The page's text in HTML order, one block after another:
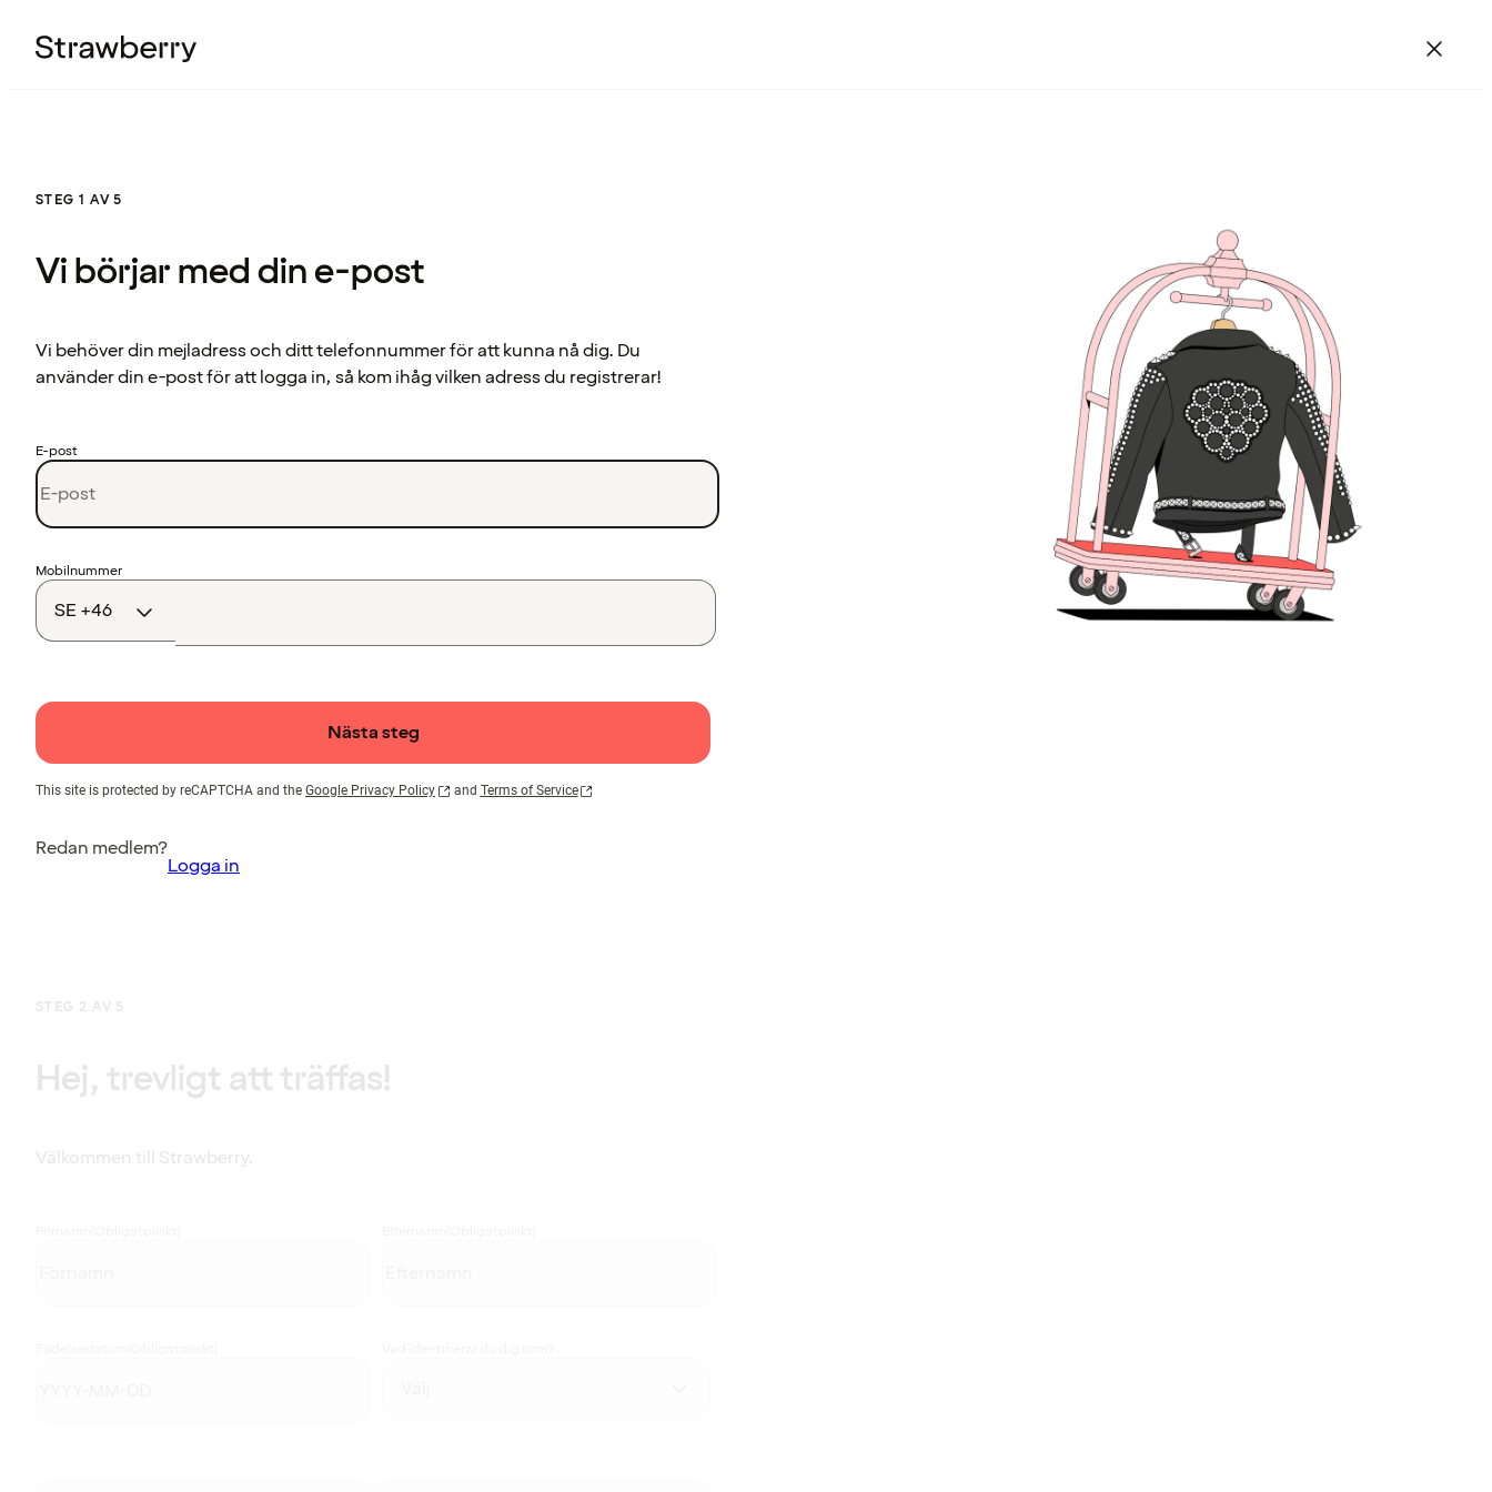
STEG 1 AV 5
Vi börjar med din e-post
Vi behöver din mejladress och ditt telefonnummer för att kunna nå dig. Du
använder din e-post för att logga in, så kom ihåg vilken adress du registrerar!
E-post
Landskod
Mobilnummer
Nästa steg
This site is protected by reCAPTCHA and the Google Privacy Policy and Terms of Service
Redan medlem?
Logga in
STEG 2 AV 5
Hej, trevligt att träffas!
Välkommen till Strawberry.